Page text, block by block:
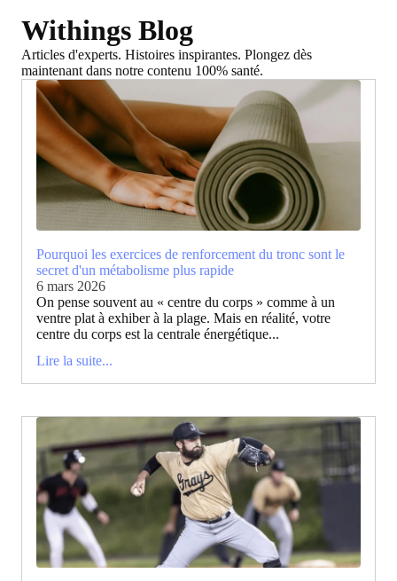
Withings Blog
Articles d'experts. Histoires inspirantes. Plongez dès
maintenant dans notre contenu 100% santé.
Pourquoi les exercices de renforcement du tronc sont le
secret d'un métabolisme plus rapide
6 mars 2026
On pense souvent au « centre du corps » comme à un
ventre plat à exhiber à la plage. Mais en réalité, votre
centre du corps est la centrale énergétique...
Lire la suite...